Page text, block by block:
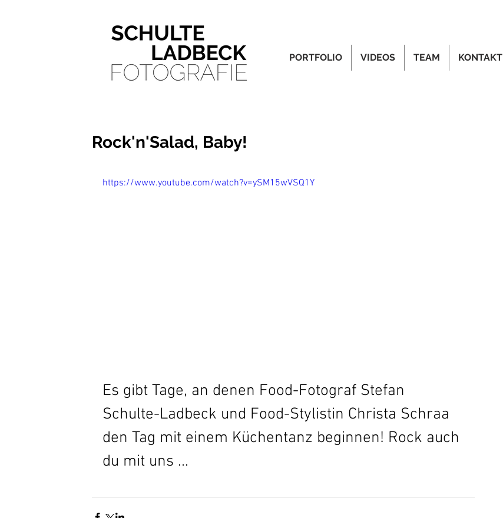
PORTFOLIO VIDEOS TEAM KONTAKT
Rock'n'Salad, Baby!
https://www.youtube.com/watch?v=ySM15wVSQ1Y
Es gibt Tage, an denen Food-Fotograf Stefan
Schulte-Ladbeck und Food-Stylistin Christa Schraa
den Tag mit einem Küchentanz beginnen! Rock auch
du mit uns ...